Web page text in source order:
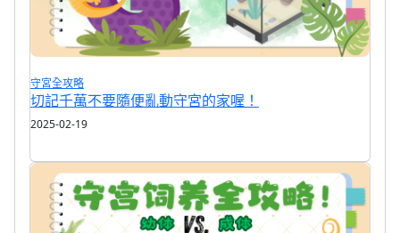
守宮全攻略
切記千萬不要隨便亂動守宮的家喔！
2025-02-19